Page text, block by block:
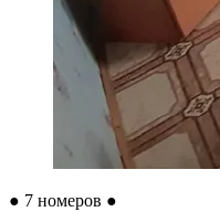
● 7 номеров ●